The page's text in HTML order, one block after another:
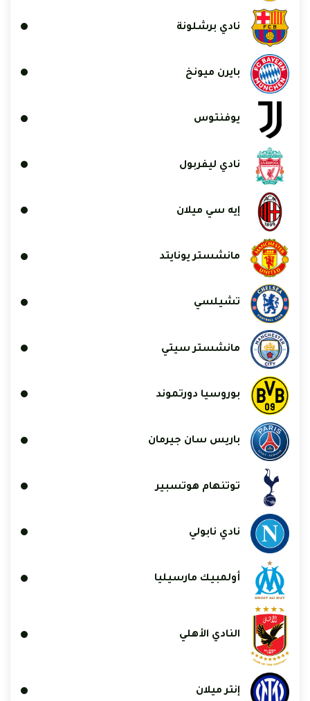
نادي برشلونة
بايرن ميونخ
يوفنتوس
نادي ليفربول
إيه سي ميلان
مانشستر يونايتد
تشيلسي
مانشستر سيتي
بوروسيا دورتموند
باريس سان جيرمان
توتنهام هوتسبير
نادي نابولي
أولمبيك مارسيليا
النادي الأهلي
إنتر ميلان